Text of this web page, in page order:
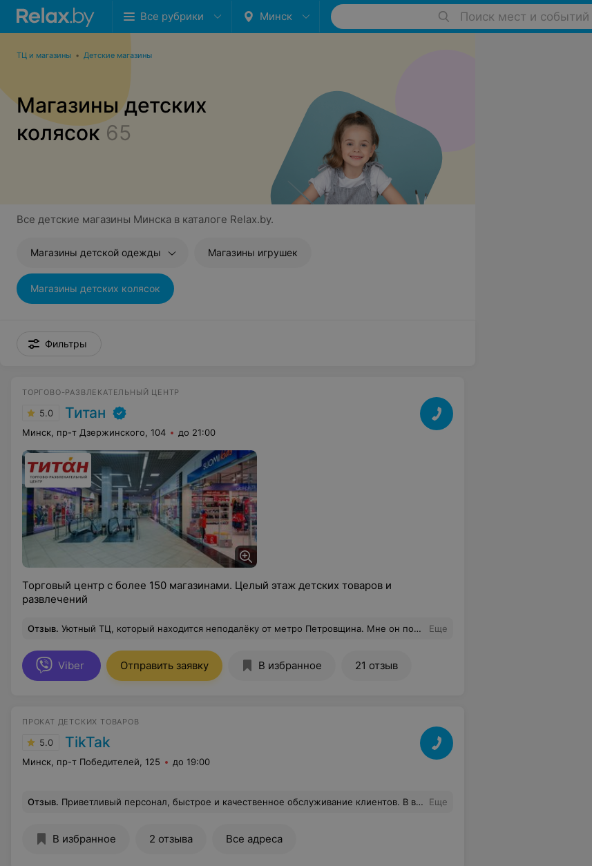
Все рубрики Минск Поиск мест и событий
ТЦ и магазины • Детские магазины
Магазины детских
колясок 65
Все детские магазины Минска в каталоге Relax.by.
Магазины детской одежды Магазины игрушек
Магазины детских колясок
Фильтры
ТОРГОВО-РАЗВЛЕКАТЕЛЬНЫЙ ЦЕНТР
5.0 Титан
Минск, пр-т Дзержинского, 104 до 21:00
Торговый центр с более 150 магазинами. Целый этаж детских товаров и
развлечений
Отзыв. Уютный ТЦ, который находится неподалёку от метро Петровщина. Мне он понравился своим разнообразием и радушными продавцами. Еще
Viber Отправить заявку В избранное 21 отзыв
ПРОКАТ ДЕТСКИХ ТОВАРОВ
5.0 TikTak
Минск, пр-т Победителей, 125 до 19:00
Отзыв. Приветливый персонал, быстрое и качественное обслуживание клиентов. В восторге от того, что действительно чувствуется заинтересованность и готовность помочь. Брали коляску в аренду в субботу 16.06.2018 по адресу пр-т Победителей 127. коляска в хорошем состоянии. Очень нас выручили. Девушка все показала, рассказала. Так держать! Еще
В избранное 2 отзыва Все адреса